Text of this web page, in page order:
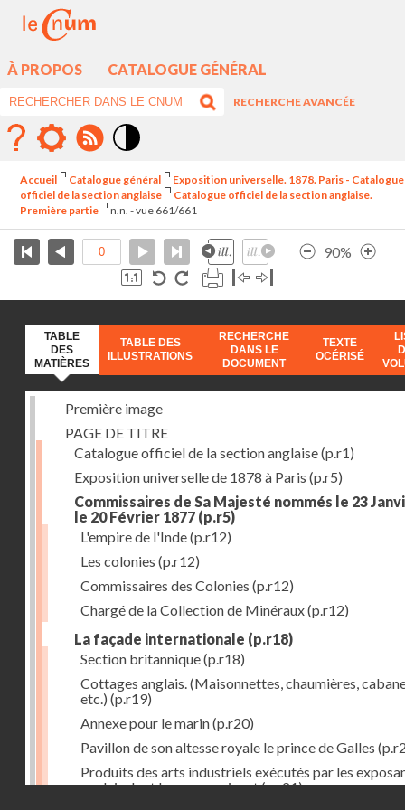
À PROPOS CATALOGUE GÉNÉRAL
RECHERCHE AVANCÉE
élévé
Accueil Catalogue général
Exposition universelle. 1878. Paris - Catalogue
officiel de la section anglaise
Catalogue officiel de la section anglaise.
Première partie
n.n. - vue 661/661
90%
TABLE
DES
MATIÈRES
TABLE DES
ILLUSTRATIONS
RECHERCHE
DANS LE
DOCUMENT
TEXTE
OCÉRISÉ
Première image
PAGE DE TITRE
Catalogue officiel de la section anglaise(p.r1)
Exposition universelle de 1878 à Paris (p.r5)
Commissaires de Sa Majesté nommés le 23
le 20 Février 1877 (p.r5)
L'empire de l'Inde(p.r12)
Les colonies (p.r12)
Commissaires des Colonies (p.r12)
Chargé de la Collection de Minéraux(p.r12)
La façade internationale (p.r18)
Section britannique(p.r18)
Cottages anglais. (Maisonnettes, chaumières,
etc.) (p.r19)
Annexe pour le marin(p.r20)
Pavillon de son altesse royale le prince de Galles
Produits des arts industriels exécutés par les
anglais dont les noms suivent(p.r21)